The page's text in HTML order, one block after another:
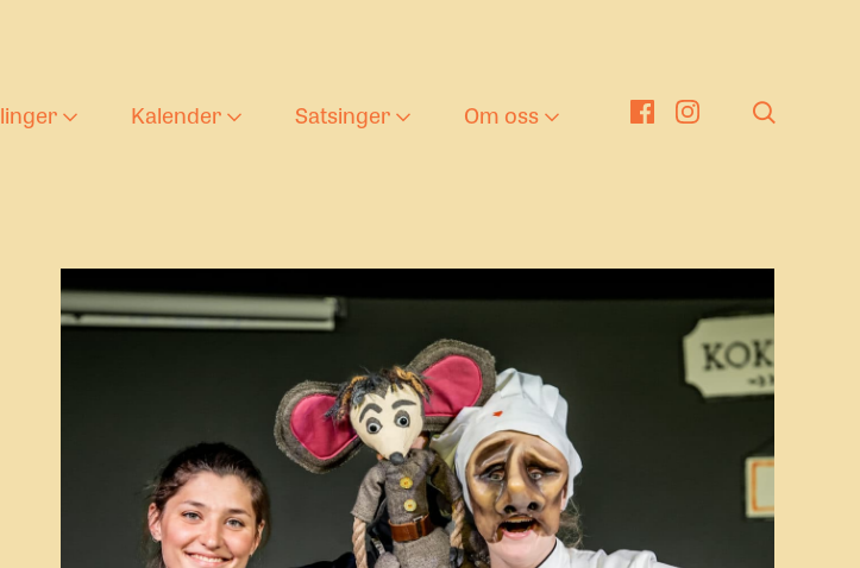
teaterlørdag
Kalender
Ung tekst
Satsinger
Den kulturelle
skolesekken
Ung tekst
Unge Viken Funkis
Om oss
Nyheter